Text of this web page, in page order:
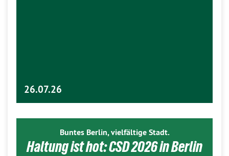
26.07.26
Buntes Berlin, vielfältige Stadt.
Haltung ist hot: CSD 2026 in Berlin